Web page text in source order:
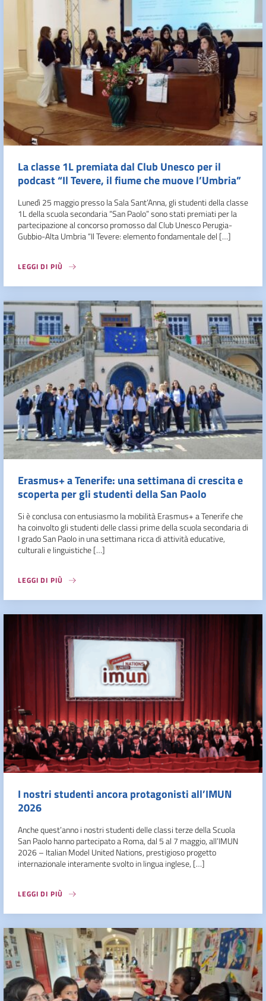
La classe 1L premiata dal Club Unesco per il
podcast “Il Tevere, il fiume che muove l’Umbria”
Lunedì 25 maggio presso la Sala Sant’Anna, gli studenti della classe
1L della scuola secondaria “San Paolo” sono stati premiati per la
partecipazione al concorso promosso dal Club Unesco Perugia-
Gubbio-Alta Umbria “Il Tevere: elemento fondamentale del […]
LEGGI DI PIÙ
Erasmus+ a Tenerife: una settimana di crescita e
scoperta per gli studenti della San Paolo
Si è conclusa con entusiasmo la mobilità Erasmus+ a Tenerife che
ha coinvolto gli studenti delle classi prime della scuola secondaria di
I grado San Paolo in una settimana ricca di attività educative,
culturali e linguistiche […]
LEGGI DI PIÙ
I nostri studenti ancora protagonisti all’IMUN
2026
Anche quest’anno i nostri studenti delle classi terze della Scuola
San Paolo hanno partecipato a Roma, dal 5 al 7 maggio, all’IMUN
2026 – Italian Model United Nations, prestigioso progetto
internazionale interamente svolto in lingua inglese, […]
LEGGI DI PIÙ